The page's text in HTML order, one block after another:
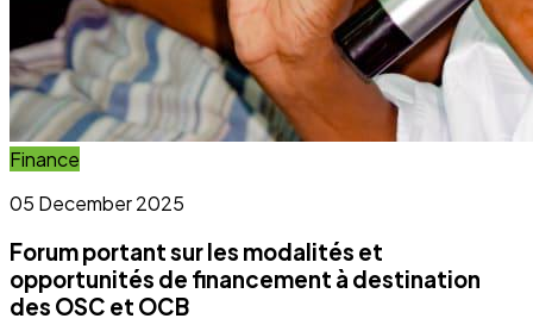
Finance
05 December 2025
Forum portant sur les modalités et
opportunités de financement à destination
des OSC et OCB